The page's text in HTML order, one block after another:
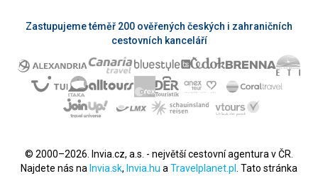
Zastupujeme téměř 200 ověřených českých i zahraničních
cestovních kanceláří
© 2000–2026. Invia.cz, a.s. - největší cestovní agentura v ČR.
Najdete nás na Invia.sk, Invia.hu a Travelplanet.pl
. Tato stránka